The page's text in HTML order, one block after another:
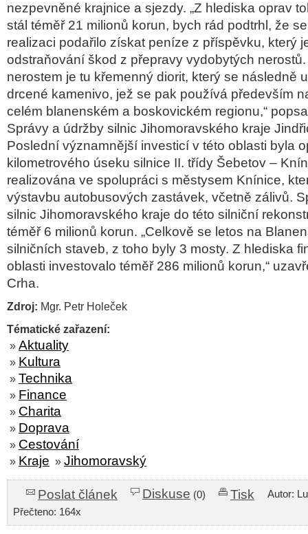
nezpevněné krajnice a sjezdy. „Z hlediska oprav
stál téměř 21 milionů korun, bych rád podtrhl, že
realizaci podařilo získat peníze z příspěvku, který
odstraňování škod z přepravy vydobytých nerost
nerostem je tu křemenný diorit, který se následně
drcené kamenivo, jež se pak používá především
celém blanenském a boskovickém regionu,“
Správy a údržby silnic Jihomoravského kraje Jind
Poslední významnější investicí v této oblasti byla
kilometrového úseku silnice II. třídy Šebetov – Kn
realizována ve spolupráci s městysem Knínice,
výstavbu autobusových zastávek, včetně zálivů.
silnic Jihomoravského kraje do této silniční
téměř 6 milionů korun. „Celkově se letos na
silničních staveb, z toho byly 3 mosty. Z hlediska
oblasti investovalo téměř 286 milionů korun,“
Crha.
Zdroj: Mgr. Petr Holeček
Tématické zařazení:
» Aktuality
» Kultura
» Technika
» Finance
» Charita
» Doprava
» Cestování
» Kraje » Jihomoravský
Poslat článek Diskuse (0) Tisk
Autor:
Přečteno: 164x